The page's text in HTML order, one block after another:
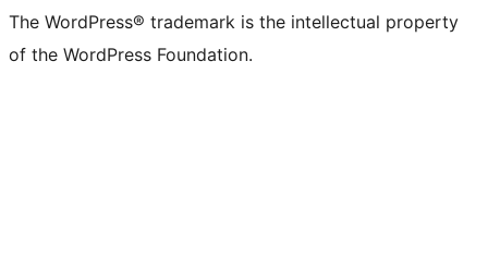
The WordPress® trademark is the intellectual property
of the WordPress Foundation.